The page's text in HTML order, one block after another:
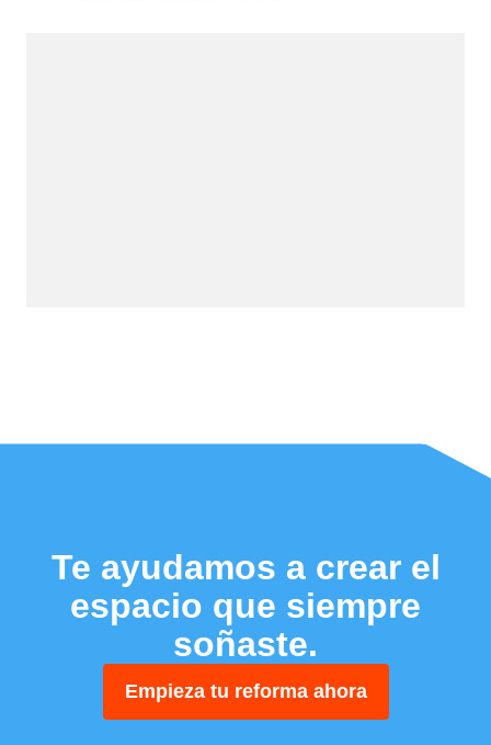
Te ayudamos a crear el
espacio que siempre
soñaste.
Empieza tu reforma ahora